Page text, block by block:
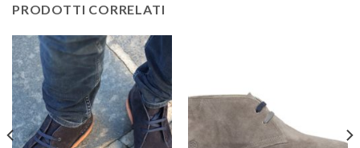
PRODOTTI CORRELATI